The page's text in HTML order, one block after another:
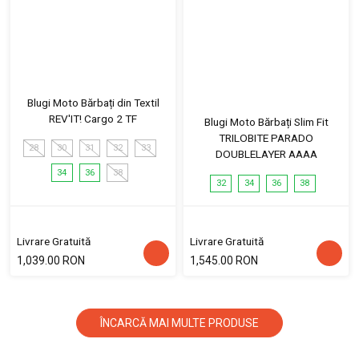
Blugi Moto Bărbați din Textil
REV'IT! Cargo 2 TF
28 30 31 32 33
34 36 38
Livrare Gratuită
1,039.00 RON
Blugi Moto Bărbați Slim Fit
TRILOBITE PARADO
DOUBLELAYER AAAA
32 34 36 38
Livrare Gratuită
1,545.00 RON
ÎNCARCĂ MAI MULTE PRODUSE